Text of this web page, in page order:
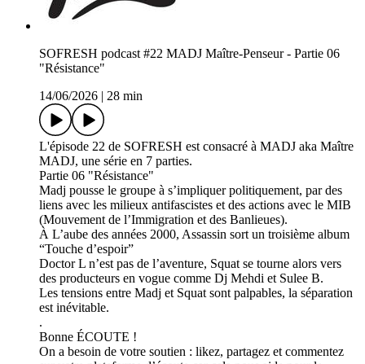
SOFRESH podcast #22 MADJ Maître-Penseur - Partie 06
"Résistance"
14/06/2026
28 min
L'épisode 22 de SOFRESH est consacré à MADJ aka Maître
MADJ, une série en 7 parties.
Partie 06 "Résistance"
Madj pousse le groupe à s’impliquer politiquement, par des
liens avec les milieux antifascistes et des actions avec le MIB
(Mouvement de l’Immigration et des Banlieues).
À L’aube des années 2000, Assassin sort un troisième album
“Touche d’espoir”
Doctor L n’est pas de l’aventure, Squat se tourne alors vers
des producteurs en vogue comme Dj Mehdi et Sulee B.
Les tensions entre Madj et Squat sont palpables, la séparation
est inévitable.
.
Bonne ÉCOUTE !
On a besoin de votre soutien : likez, partagez et commentez